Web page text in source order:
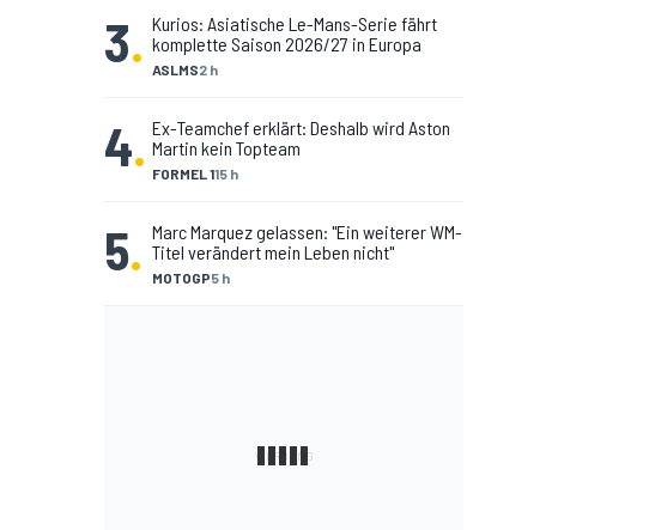
3. ASLMS2 h
Kurios: Asiatische Le-Mans-Serie fährt
komplette Saison 2026/27 in Europa
4. FORMEL 115 h
Ex-Teamchef erklärt: Deshalb wird Aston
Martin kein Topteam
5. MOTOGP5 h
Marc Marquez gelassen: "Ein weiterer WM-
Titel verändert mein Leben nicht"